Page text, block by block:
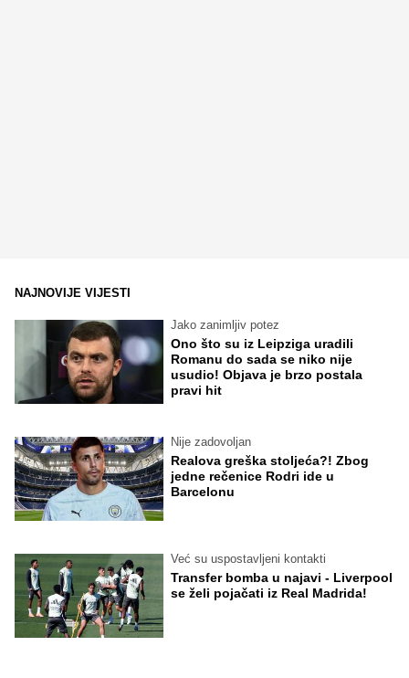
NAJNOVIJE VIJESTI
Jako zanimljiv potez
Ono što su iz Leipziga uradili
Romanu do sada se niko nije
usudio! Objava je brzo postala
pravi hit
Nije zadovoljan
Realova greška stoljeća?! Zbog
jedne rečenice Rodri ide u
Barcelonu
Već su uspostavljeni kontakti
Transfer bomba u najavi - Liverpool
se želi pojačati iz Real Madrida!